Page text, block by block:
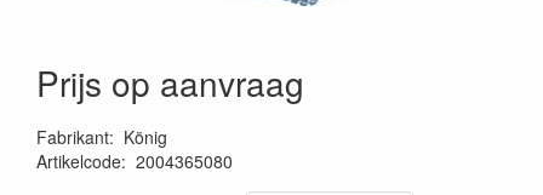
Prijs op aanvraag
Fabrikant: König
Artikelcode: 2004365080